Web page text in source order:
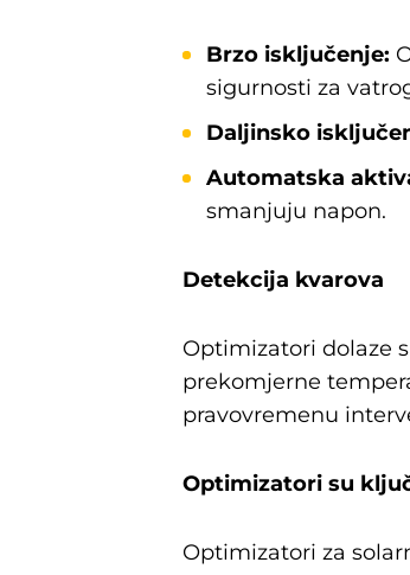
Brzo isključenje:
sigurnosti za
Daljinsko
Automatska
smanjuju napon.
Detekcija kvarova
Optimizatori dolaze
prekomjerne
pravovremenu
Optimizatori su
Optimizatori za